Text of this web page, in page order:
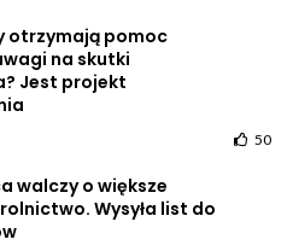
otrzymają pomoc
na skutki
Jest projekt
50
walczy o większe
Wysyła list do